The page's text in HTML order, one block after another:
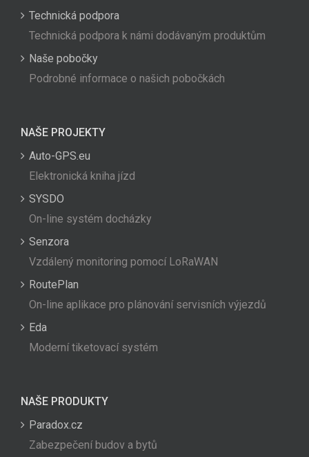
Technická podpora
Technická podpora k námi dodávaným produktům
Naše pobočky
Podrobné informace o našich pobočkách
NAŠE PROJEKTY
Auto-GPS.eu
Elektronická kniha jízd
SYSDO
On-line systém docházky
Senzora
Vzdálený monitoring pomocí LoRaWAN
RoutePlan
On-line aplikace pro plánování servisních výjezdů
Eda
Moderní tiketovací systém
NAŠE PRODUKTY
Paradox.cz
Zabezpečení budov a bytů